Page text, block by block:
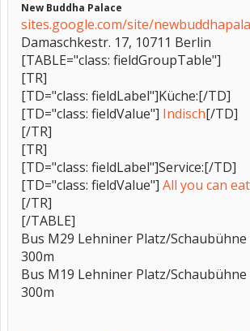
New Buddha Palace
sites.google.com/site/
Damaschkestr. 17, 10711 Berlin
[TABLE="class: fieldGroupTable"]
[TR]
[TD="class: fieldLabel"]Küche:[/TD]
[TD="class: fieldValue"] Indisch[/TD]
[/TR]
[TR]
[TD="class: fieldLabel"]Service:[/TD]
[TD="class: fieldValue"] All you can eat
[/TR]
[/TABLE]
Bus M29 Lehniner Platz/Schaubühne
300m
Bus M19 Lehniner Platz/Schaubühne
300m